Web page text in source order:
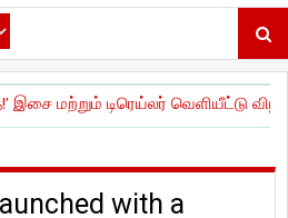
வெளியீட்டு விழா !|நேச்சுரல்
with a